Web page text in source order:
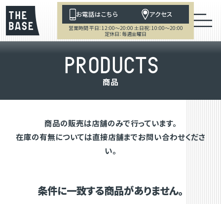
お電話はこちら アクセス
営業時間 平日：12:00～20:00 土日祝：10:00～20:00
定休日：毎週金曜日
PRODUCTS
商品
商品の販売は店舗のみで行っています。
在庫の有無については直接店舗までお問い合わせくださ
い。
条件に一致する商品がありません。